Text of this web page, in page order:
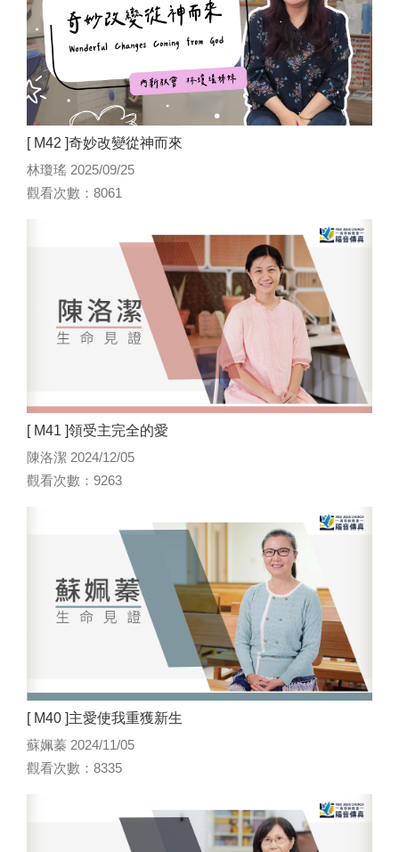
[ M42 ]奇妙改變從神而來
林瓊瑤 2025/09/25
觀看次數：8061
[ M41 ]領受主完全的愛
陳洛潔 2024/12/05
觀看次數：9263
[ M40 ]主愛使我重獲新生
蘇姵蓁 2024/11/05
觀看次數：8335